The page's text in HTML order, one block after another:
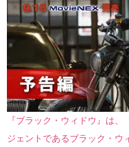
『ブラック・ウィドウ』は
ジェントであるブラック・ウ